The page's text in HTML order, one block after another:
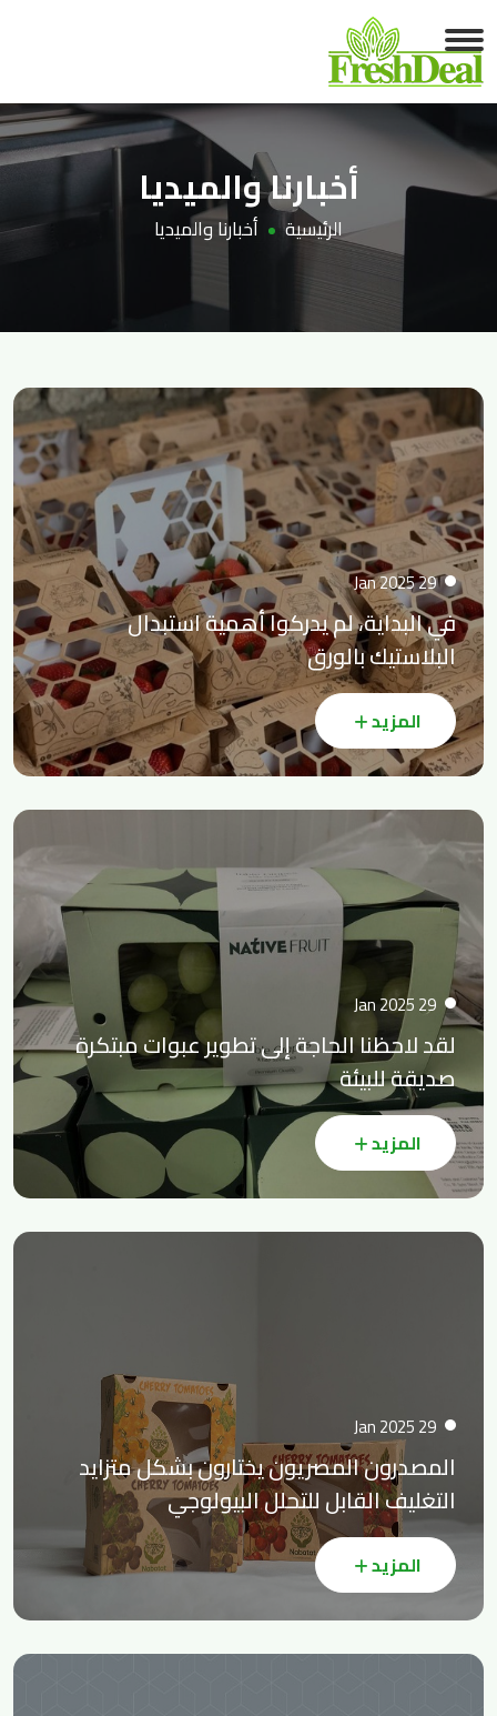
أخبارنا والميديا
الرئيسية أخبارنا والميديا
29 Jan 2025
في البداية، لم يدركوا أهمية استبدال
البلاستيك بالورق
المزيد
29 Jan 2025
لقد لاحظنا الحاجة إلى تطوير عبوات مبتكرة
صديقة للبيئة
المزيد
29 Jan 2025
المصدرون المصريون يختارون بشكل متزايد
التغليف القابل للتحلل البيولوجي
المزيد